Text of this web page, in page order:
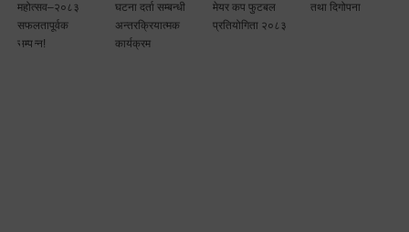
महोत्सव–२०८३
सफलतापूर्वक
सम्पन्न!
घटना दर्ता सम्बन्धी
अन्तरक्रियात्मक
कार्यक्रम
मेयर कप फुटबल
प्रतियोगिता २०८३
तथा दिगोपना